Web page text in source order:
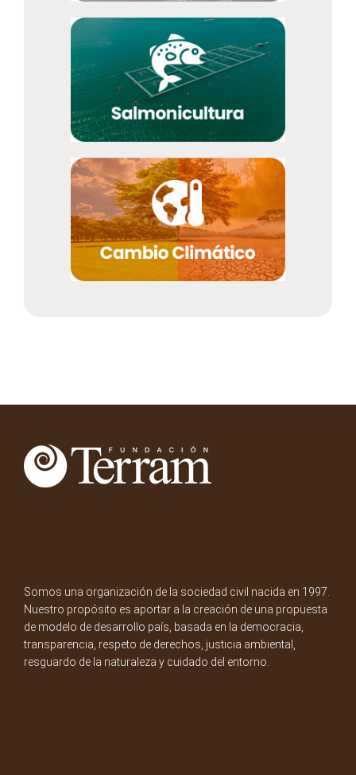
Somos una organización de la sociedad civil nacida en 1997.
Nuestro propósito es aportar a la creación de una propuesta
de modelo de desarrollo país, basada en la democracia,
transparencia, respeto de derechos, justicia ambiental,
resguardo de la naturaleza y cuidado del entorno.